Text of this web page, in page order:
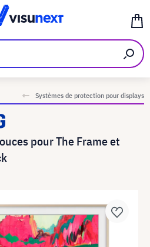
Systèmes de protection pour displays
pour The Frame et